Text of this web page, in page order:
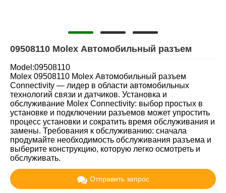
09508110 Molex Автомобильный разъем
Model:09508110
Molex 09508110 Molex Автомобильный разъем
Connectivity — лидер в области автомобильных
технологий связи и датчиков. Установка и
обслуживание Molex Connectivity: выбор простых в
установке и подключении разъемов может упростить
процесс установки и сократить время обслуживания и
замены. Требования к обслуживанию: сначала
продумайте необходимость обслуживания разъема и
выберите конструкцию, которую легко осмотреть и
обслуживать.
Отправить запрос